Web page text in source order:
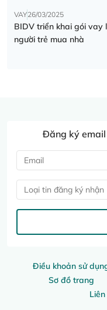
VAY26/03/2025
BIDV triển khai gói vay
người trẻ mua nhà
Điều khoản sử
Sơ đồ trang
Đăng ký email
Loại tin đăng ký nhận